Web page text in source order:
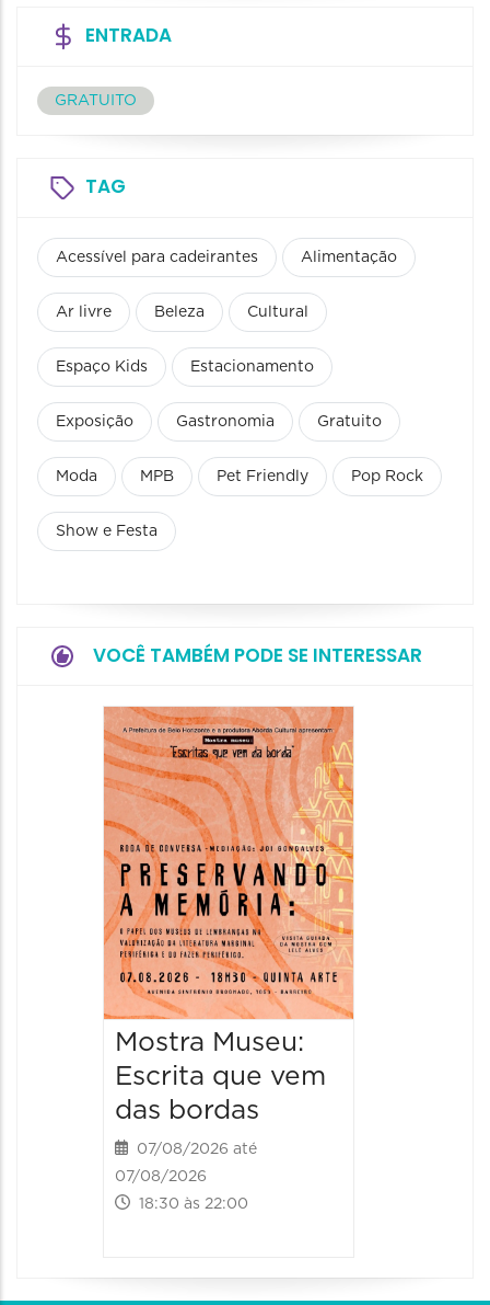
ENTRADA
GRATUITO
TAG
Acessível para cadeirantes Alimentação
Ar livre Beleza Cultural
Espaço Kids Estacionamento
Exposição Gastronomia Gratuito
Moda MPB Pet Friendly Pop Rock
Show e Festa
VOCÊ TAMBÉM PODE SE INTERESSAR
Mostra Museu:
Escrita que vem
das bordas
07/08/2026 até
07/08/2026
18:30 às 22:00